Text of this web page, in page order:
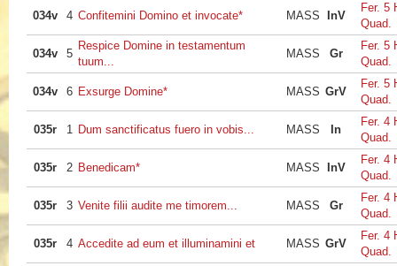
034v 4 Confitemini Domino et invocate* MASS InV
Fer. 5
Quad.
034v 5
Respice Domine in testamentum
tuum...
MASS Gr
Fer. 5
Quad.
034v 6 Exsurge Domine* MASS GrV
Fer. 5
Quad.
035r 1 Dum sanctificatus fuero in vobis... MASS In
Fer. 4
Quad.
035r 2 Benedicam* MASS InV
Fer. 4
Quad.
035r 3 Venite filii audite me timorem... MASS Gr
Fer. 4
Quad.
035r 4 Accedite ad eum et illuminamini et MASS GrV
Fer. 4
Quad.